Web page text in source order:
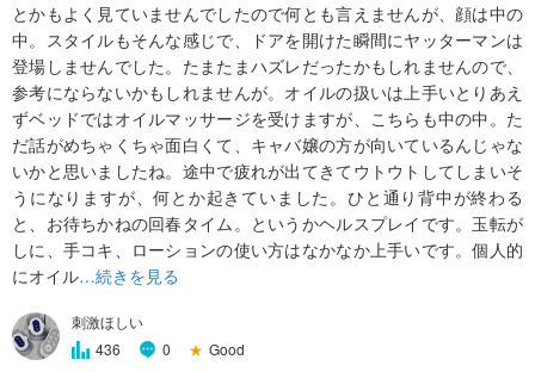
とかもよく見ていませんでしたので何とも言えませんが、顔は中の
中。スタイルもそんな感じで、ドアを開けた瞬間にヤッターマンは
登場しませんでした。たまたまハズレだったかもしれませんので、
参考にならないかもしれませんが。オイルの扱いは上手いとりあえ
ずベッドではオイルマッサージを受けますが、こちらも中の中。た
だ話がめちゃくちゃ面白くて、キャバ嬢の方が向いているんじゃな
いかと思いましたね。途中で疲れが出てきてウトウトしてしまいそ
うになりますが、何とか起きていました。ひと通り背中が終わる
と、お待ちかねの回春タイム。というかヘルスプレイです。玉転が
しに、手コキ、ローションの使い方はなかなか上手いです。個人的
にオイル…続きを見る
刺激ほしい
436
0 ★ Good